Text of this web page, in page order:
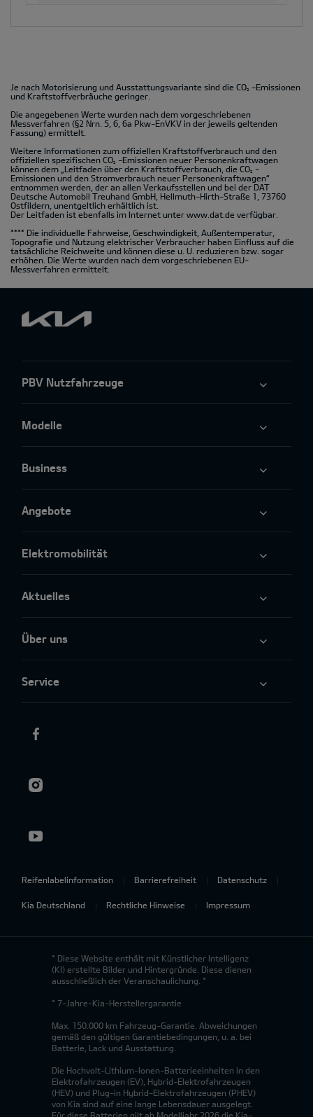
Je nach Motorisierung und Ausstattungsvariante sind die CO2
-Emissionen
und Kraftstoffverbräuche geringer.
Die angegebenen Werte wurden nach dem vorgeschriebenen
Messverfahren (§2 Nrn. 5, 6, 6a Pkw-EnVKV in der jeweils geltenden
Fassung) ermittelt.
Weitere Informationen zum offiziellen Kraftstoffverbrauch und den
offiziellen spezifischen CO2
-Emissionen neuer Personenkraftwagen
können dem „Leitfaden über den Kraftstoffverbrauch, die CO2
-
Emissionen und den Stromverbrauch neuer Personenkraftwagen“
entnommen werden, der an allen Verkaufsstellen und bei der DAT
Deutsche Automobil Treuhand GmbH, Hellmuth-Hirth-Straße 1, 73760
Ostfildern, unentgeltlich erhältlich ist.
Der Leitfaden ist ebenfalls im Internet unter www.dat.de verfügbar.
**** Die individuelle Fahrweise, Geschwindigkeit, Außentemperatur,
Topografie und Nutzung elektrischer Verbraucher haben Einfluss auf die
tatsächliche Reichweite und können diese u. U. reduzieren bzw. sogar
erhöhen. Die Werte wurden nach dem vorgeschriebenen EU-
Messverfahren ermittelt.
PBV Nutzfahrzeuge
Modelle
Business
Angebote
Elektromobilität
Aktuelles
Über uns
Service
Reifenlabelinformation Barrierefreiheit Datenschutz
Kia Deutschland Rechtliche Hinweise Impressum
* Diese Website enthält mit Künstlicher Intelligenz
(KI) erstellte Bilder und Hintergründe. Diese dienen
ausschließlich der Veranschaulichung. *
* 7-Jahre-Kia-Herstellergarantie
Max. 150.000 km Fahrzeug-Garantie. Abweichungen
gemäß den gültigen Garantiebedingungen, u. a. bei
Batterie, Lack und Ausstattung.
Die Hochvolt-Lithium-Ionen-Batterieeinheiten in den
Elektrofahrzeugen (EV), Hybrid-Elektrofahrzeugen
(HEV) und Plug-in Hybrid-Elektrofahrzeugen (PHEV)
von Kia sind auf eine lange Lebensdauer ausgelegt.
Für diese Batterien gilt ab Modelljahr 2026 die Kia-